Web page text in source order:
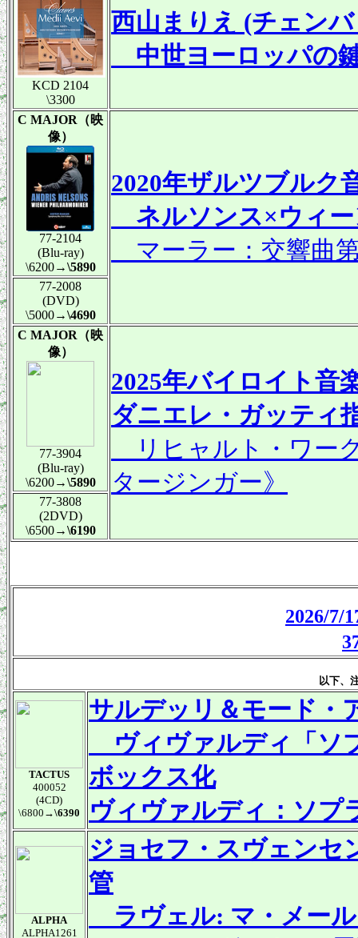
KCD 2104
\3300
西山まりえ (チェン
中世ヨーロッパの
C MAJOR（映
像）
77-2104
(Blu-ray)
\6200→\5890
2020年ザルツブルク
ネルソンス×ウィー
マーラー：交響曲
77-2008
(DVD)
\5000→\4690
C MAJOR（映
像）
77-3904
(Blu-ray)
\6200→\5890
2025年バイロイト音
ダニエレ・ガッティ
リヒャルト・ワー
タージンガー》
77-3808
(2DVD)
\6500→\6190
2026/7/
以下、
TACTUS
400052
(4CD)
\6800 →\6390
サルデッリ＆モード・
ヴィヴァルディ「ソ
ボックス化
ヴィヴァルディ：ソプ
ALPHA
ALPHA1261
ジョセフ・スヴェンセ
管
ラヴェル: マ・メー